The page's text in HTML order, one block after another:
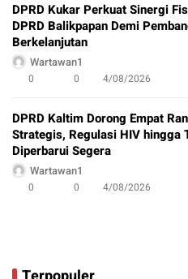
DPRD Kukar Perkuat Sinergi
DPRD Balikpapan Demi
Berkelanjutan
Wartawan1
0 0 4/08/2026
DPRD Kaltim Dorong Empat
Strategis, Regulasi HIV hingga
Diperbarui Segera
Wartawan1
0 0 4/08/2026